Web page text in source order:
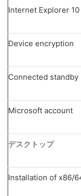
Internet Explorer 10
Device encryption
Connected standby
Microsoft account
デスクトップ
Installation of x86/